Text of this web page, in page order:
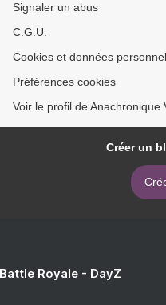
Signaler un abus
C.G.U.
Cookies et données
Préférences cookies
Voir le profil de Anachronique
Créer un
Royale - DayZ